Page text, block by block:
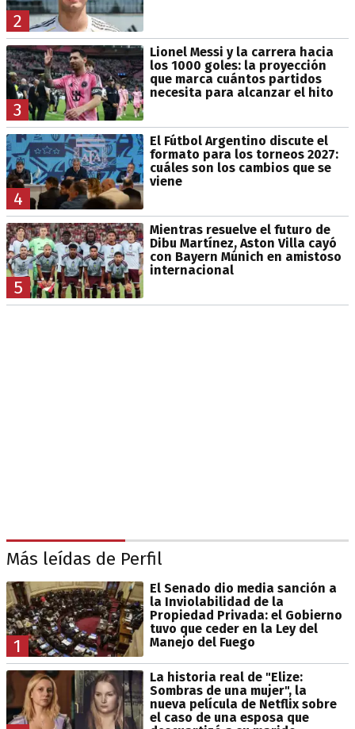
2
3
Lionel Messi y la carrera hacia
los 1000 goles: la proyección
que marca cuántos partidos
necesita para alcanzar el hito
4
El Fútbol Argentino discute el
formato para los torneos 2027:
cuáles son los cambios que se
viene
5
Mientras resuelve el futuro de
Dibu Martínez, Aston Villa cayó
con Bayern Múnich en amistoso
internacional
Más leídas de Perfil
1
El Senado dio media sanción a
la Inviolabilidad de la
Propiedad Privada: el Gobierno
tuvo que ceder en la Ley del
Manejo del Fuego
La historia real de "Elize:
Sombras de una mujer", la
nueva película de Netflix sobre
el caso de una esposa que